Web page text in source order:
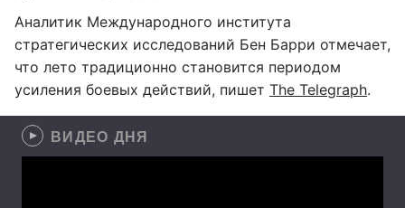
Аналитик Международного института
стратегических исследований Бен Барри отмечает,
что лето традиционно становится периодом
усиления боевых действий, пишет The Telegraph.
ВИДЕО ДНЯ